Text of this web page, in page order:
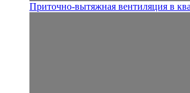
Приточно-вытяжная вентиляция в